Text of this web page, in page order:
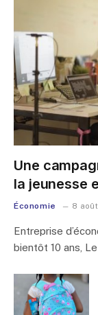
Une
la jeunesse
Économie 8
Entreprise
bientôt 10 ans,